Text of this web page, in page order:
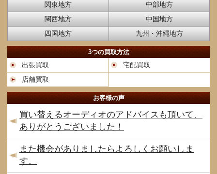
関東地方
中部地方
関西地方
中国地方
四国地方
九州・沖縄地方
3つの買取方法
出張買取
宅配買取
店舗買取
お客様の声
買い替えるオーディオのアドバイスも頂いて、
ありがとうございました！
また機会がありましたらよろしくお願いしま
す。